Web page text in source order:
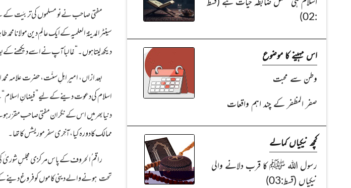
مفتی صاحب نے نو مسلموں کی تربیَت
سینٹر المدینۃ العلمیہ کے ایک عالمِ دین
دیکھ لیتا ہوں۔“غالباً آپ نے اسے دیکھنے کے
بعد ازاں، امیرِ اہلِ سنّت، حضرت علامہ
اسلام کی دعوت دینے کے لیے ”فیضانِ اسلام“
دنیا بھر میں اس کے نگران مفتی صاحب مقرّر
ممالک کا دورہ کیا،آخِری سفر موریشس کا تھا۔
راقم ُالحروف کے پاس مرکزی مجلسِ شوریٰ
تحت ہونےوالے دینی کاموں کو فروغ دینے
:02)
اس مہینے کا موضوع
وطن سے محبت
صفر المظفر کے چند اہم واقعات
کچھ نیکیاں کمالے
رسول اللہ ﷺ کا قرب دلانے والی
نیکیاں (قسط:03)